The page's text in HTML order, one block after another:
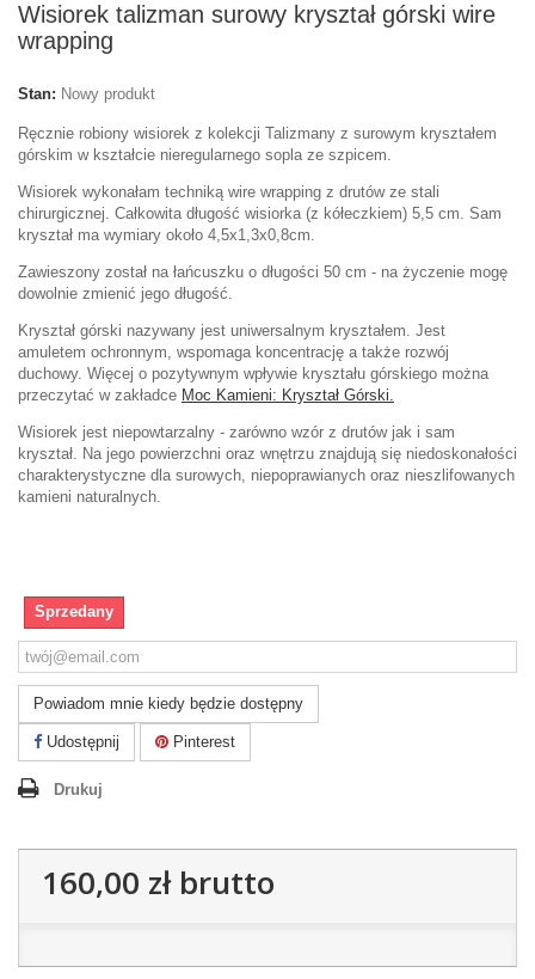
Wisiorek talizman surowy kryształ górski wire
wrapping
Stan: Nowy produkt
Ręcznie robiony wisiorek z kolekcji Talizmany z surowym kryształem
górskim w kształcie nieregularnego sopla ze szpicem.
Wisiorek wykonałam techniką wire wrapping z drutów ze stali
chirurgicznej. Całkowita długość wisiorka (z kółeczkiem) 5,5 cm. Sam
kryształ ma wymiary około 4,5x1,3x0,8cm.
Zawieszony został na łańcuszku o długości 50 cm - na życzenie mogę
dowolnie zmienić jego długość.
Kryształ górski nazywany jest uniwersalnym kryształem. Jest
amuletem ochronnym, wspomaga koncentrację a także rozwój
duchowy. Więcej o pozytywnym wpływie kryształu górskiego można
przeczytać w zakładce Moc Kamieni: Kryształ Górski.
Wisiorek jest niepowtarzalny - zarówno wzór z drutów jak i sam
kryształ. Na jego powierzchni oraz wnętrzu znajdują się niedoskonałości
charakterystyczne dla surowych, niepoprawianych oraz nieszlifowanych
kamieni naturalnych.
Sprzedany
Powiadom mnie kiedy będzie dostępny
Udostępnij Pinterest
Drukuj
160,00 złbrutto